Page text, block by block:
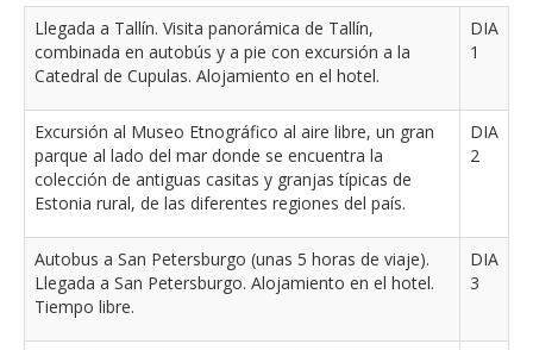
Llegada a Tallín. Visita panorámica de Tallín,
combinada en autobús y a pie con excursión a la
Catedral de Cupulas. Alojamiento en el hotel.
DIA
1
Excursión al Museo Etnográfico al aire libre, un gran
parque al lado del mar donde se encuentra la
colección de antiguas casitas y granjas típicas de
Estonia rural, de las diferentes regiones del país.
DIA
2
Autobus a San Petersburgo (unas 5 horas de viaje).
Llegada a San Petersburgo. Alojamiento en el hotel.
Tiempo libre.
DIA
3